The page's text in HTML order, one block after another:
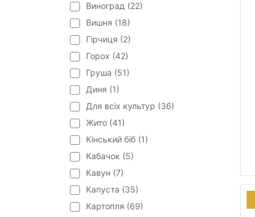
Виноград (22)
Вишня (18)
Гірчиця (2)
Горох (42)
Груша (51)
Диня (1)
Для всіх культур (36)
Жито (41)
Кінський біб (1)
Кабачок (5)
Кавун (7)
Капуста (35)
Картопля (69)